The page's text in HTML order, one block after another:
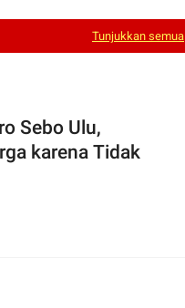
Tunjukkan semua
Sebo Ulu,
karena Tidak